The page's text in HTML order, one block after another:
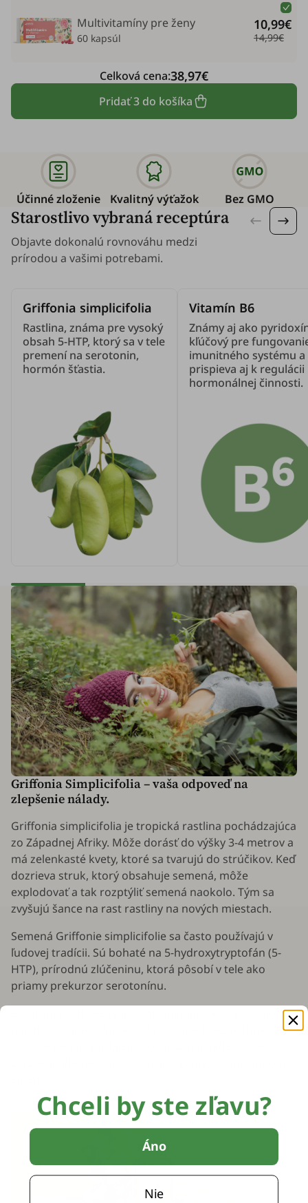
Multivitamíny pre ženy
60 kapsúl
10,99€
14,99€
Pridať 3 do košíka
Celková cena:38,97€
Účinné zloženie Kvalitný výťažok Bez GMO
Starostlivo vybraná receptúra
Objavte dokonalú rovnováhu medzi
prírodou a vašimi potrebami.
Griffonia simplicifolia
Rastlina, známa pre vysoký
obsah 5-HTP, ktorý sa v tele
premení na serotonin,
hormón šťastia.
Vitamín B6
Známy aj ako
kľúčový pre
imunitného systému a
prispieva aj k regulácii
hormonálnej činnosti.
Griffonia Simplicifolia– vaša odpoveď na
zlepšenie nálady.
Griffonia simplicifolia je tropická rastlina pochádzajúca
zo Západnej Afriky. Môže dorásť do výšky 3-4 metrov a
má zelenkasté kvety, ktoré sa tvarujú do strúčikov. Keď
dozrieva struk, ktorý obsahuje semená, môže
explodovať a tak rozptýliť semená naokolo. Tým sa
zvyšujú šance na rast rastliny na nových miestach.
Semená Griffonie simplicifolie sa často používajú v
ľudovej tradícii. Sú bohaté na 5-hydroxytryptofán (5-
HTP), prírodnú zlúčeninu, ktorá pôsobí v tele ako
priamy prekurzor serotonínu.
Serotonín je dôležitý neurotransmiter, ktorý reguluje
náladu, spánok, chuť k jedlu a ďalšie telesné funkcie.
Chceli by ste zľavu?
Áno
Nie